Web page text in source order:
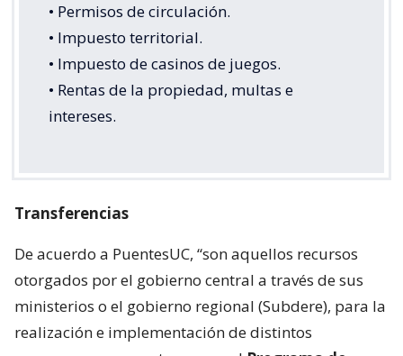
• Permisos de circulación.
• Impuesto territorial.
• Impuesto de casinos de juegos.
• Rentas de la propiedad, multas e
intereses.
Transferencias
De acuerdo a PuentesUC, “son aquellos recursos
otorgados por el gobierno central a través de sus
ministerios o el gobierno regional (Subdere), para la
realización e implementación de distintos